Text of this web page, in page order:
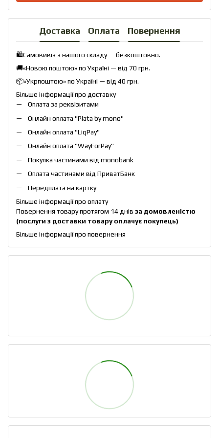
Доставка Оплата Повернення
🛍️Самовивіз з нашого складу — безкоштовно.
🚚«Новою поштою» по Україні — від 70 грн.
📦«Укрпоштою» по Україні — від 40 грн.
Більше інформації про доставку
Оплата за реквізитами
Онлайн оплата "Plata by mono"
Онлайн оплата "LiqPay"
Онлайн оплата "WayForPay"
Покупка частинами від monobank
Оплата частинами від ПриватБанк
Передплата на картку
Більше інформації про оплату
Повернення товару протягом 14 днів за домовленістю
(послуги з доставки товару оплачує покупець)
Більше інформації про повернення